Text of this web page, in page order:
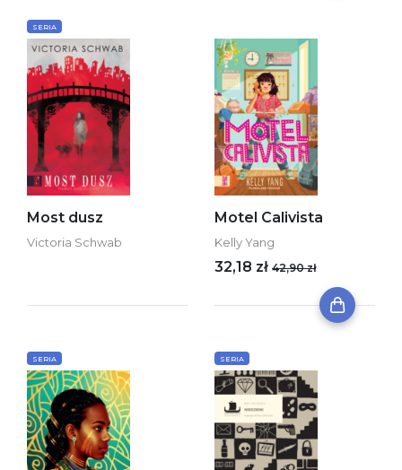
SERIA
Most dusz
Victoria Schwab
Motel Calivista
Kelly Yang
32,18 zł 42,90 zł
SERIA SERIA